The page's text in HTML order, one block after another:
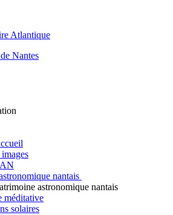
Atlantique
Nantes
nantais
astronomique nantais
méditative
solaires